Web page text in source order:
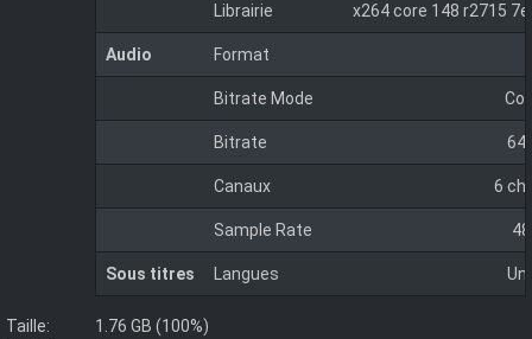
Librairie x264 core 148 r2715
Audio Format
Bitrate Mode
Bitrate
Canaux 6
Sample Rate
Sous titres Langues
Taille:
1.76 GB (100%)